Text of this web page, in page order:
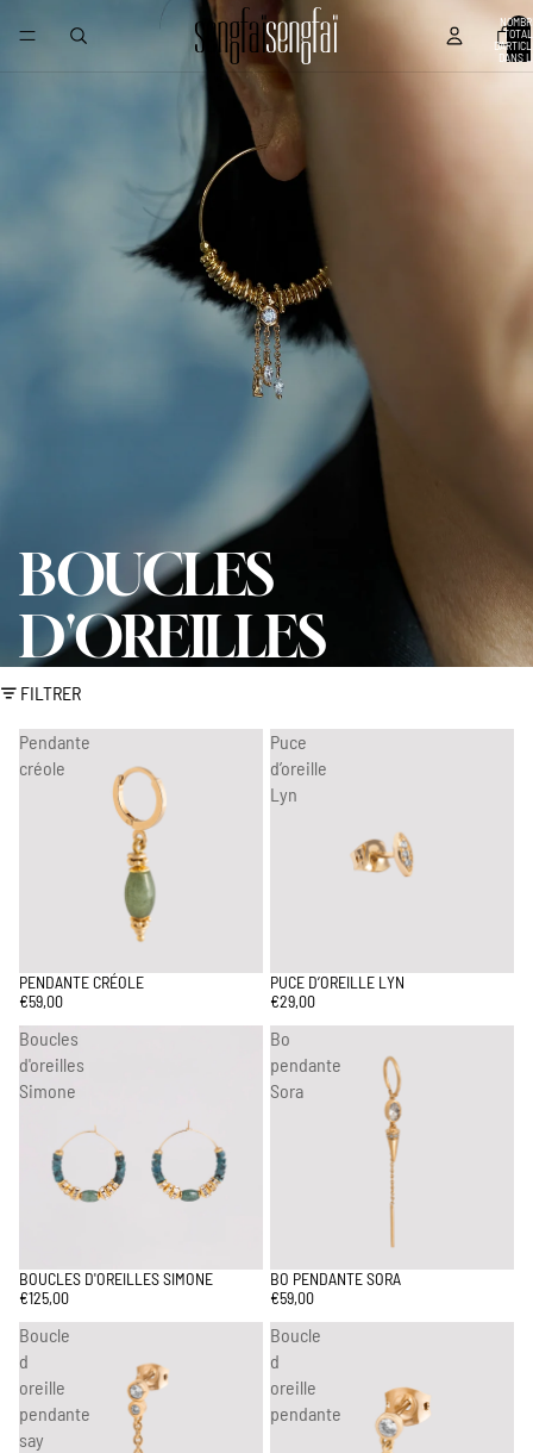
TOTAL
DANS
BOUCLES
D'OREILLES
FILTRER
Pendante
créole
PENDANTE CRÉOLE
€59,00
Puce
d’oreille
Lyn
PUCE D’OREILLE LYN
€29,00
Boucles
d'oreilles
Simone
BOUCLES D'OREILLES SIMONE
€125,00
Bo
pendante
Sora
BO PENDANTE SORA
€59,00
Boucle
d
oreille
pendante
say
Boucle
d
oreille
pendante